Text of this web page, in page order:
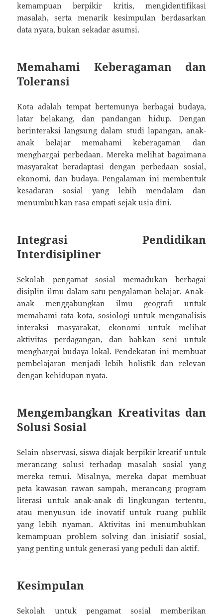
kemampuan berpikir kritis, mengidentifikasi
masalah, serta menarik kesimpulan berdasarkan
data nyata, bukan sekadar asumsi.
Memahami Keberagaman dan
Toleransi
Kota adalah tempat bertemunya berbagai budaya,
latar belakang, dan pandangan hidup. Dengan
berinteraksi langsung dalam studi lapangan, anak-
anak belajar memahami keberagaman dan
menghargai perbedaan. Mereka melihat bagaimana
masyarakat beradaptasi dengan perbedaan sosial,
ekonomi, dan budaya. Pengalaman ini membentuk
kesadaran sosial yang lebih mendalam dan
menumbuhkan rasa empati sejak usia dini.
Integrasi Pendidikan
Interdisipliner
Sekolah pengamat sosial memadukan berbagai
disiplin ilmu dalam satu pengalaman belajar. Anak-
anak menggabungkan ilmu geografi untuk
memahami tata kota, sosiologi untuk menganalisis
interaksi masyarakat, ekonomi untuk melihat
aktivitas perdagangan, dan bahkan seni untuk
menghargai budaya lokal. Pendekatan ini membuat
pembelajaran menjadi lebih holistik dan relevan
dengan kehidupan nyata.
Mengembangkan Kreativitas dan
Solusi Sosial
Selain observasi, siswa diajak berpikir kreatif untuk
merancang solusi terhadap masalah sosial yang
mereka temui. Misalnya, mereka dapat membuat
peta kawasan rawan sampah, merancang program
literasi untuk anak-anak di lingkungan tertentu,
atau menyusun ide inovatif untuk ruang publik
yang lebih nyaman. Aktivitas ini menumbuhkan
kemampuan problem solving dan inisiatif sosial,
yang penting untuk generasi yang peduli dan aktif.
Kesimpulan
Sekolah untuk pengamat sosial memberikan